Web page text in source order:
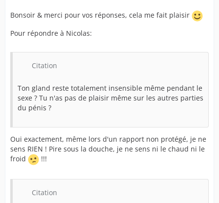
Bonsoir & merci pour vos réponses, cela me fait plaisir
Pour répondre à Nicolas:
Citation
Ton gland reste totalement insensible même pendant le
sexe ? Tu n'as pas de plaisir même sur les autres parties
du pénis ?
Oui exactement, même lors d'un rapport non protégé, je ne
sens RIEN ! Pire sous la douche, je ne sens ni le chaud ni le
froid
!!!
Citation